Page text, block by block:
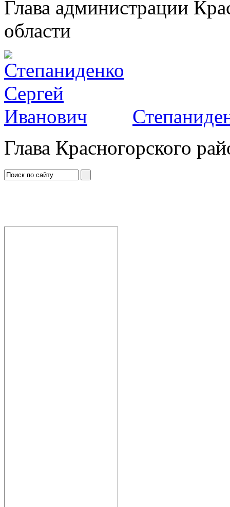
Глава администрации
области
Глава Красногорского